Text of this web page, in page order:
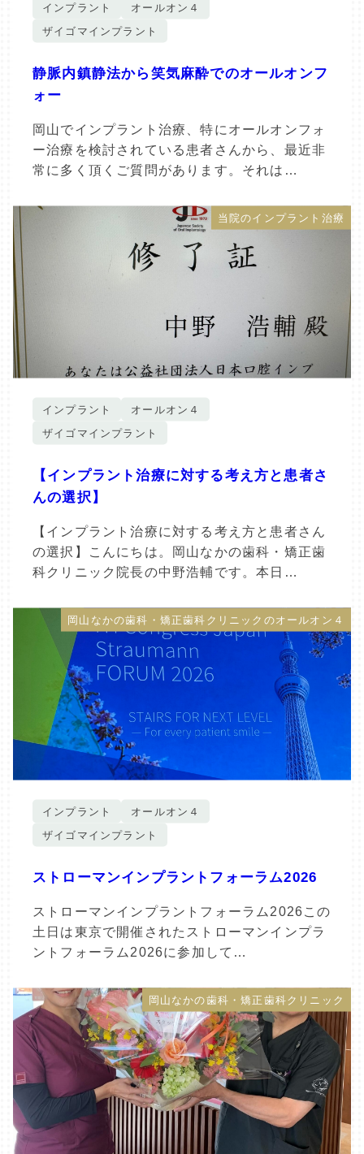
インプラント
オールオン４
ザイゴマインプラント
静脈内鎮静法から笑気麻酔でのオールオンフ
ォー
岡山でインプラント治療、特にオールオンフォ
ー治療を検討されている患者さんから、最近非
常に多く頂くご質問があります。それは…
当院のインプラント治療
インプラント
オールオン４
ザイゴマインプラント
【インプラント治療に対する考え方と患者さ
んの選択】
【インプラント治療に対する考え方と患者さん
の選択】こんにちは。岡山なかの歯科・矯正歯
科クリニック院長の中野浩輔です。本日…
岡山なかの歯科・矯正歯科クリニックのオールオン４
インプラント
オールオン４
ザイゴマインプラント
ストローマンインプラントフォーラム2026
ストローマンインプラントフォーラム2026この
土日は東京で開催されたストローマンインプラ
ントフォーラム2026に参加して…
岡山なかの歯科・矯正歯科クリニック